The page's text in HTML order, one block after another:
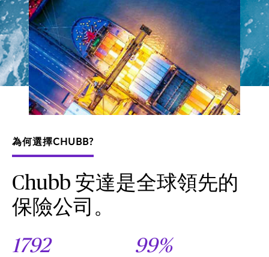
為何選擇CHUBB?
Chubb 安達是全球領先的
保險公司。
1792
99%